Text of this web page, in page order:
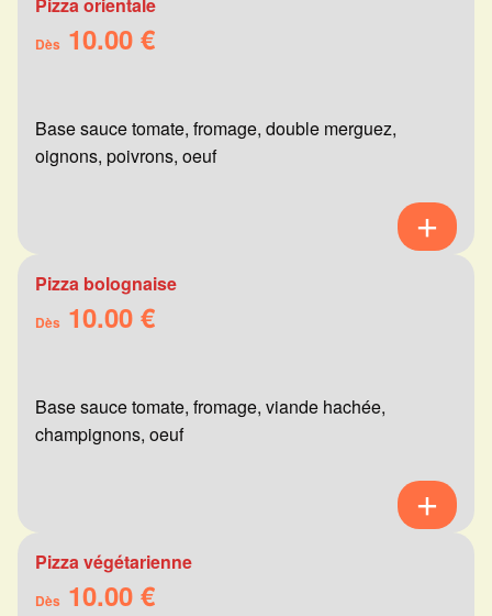
Pizza orientale
Dès 10.00 €
Base sauce tomate, fromage, double merguez,
oignons, poivrons, oeuf
Pizza bolognaise
Dès 10.00 €
Base sauce tomate, fromage, viande hachée,
champignons, oeuf
Pizza végétarienne
Dès 10.00 €